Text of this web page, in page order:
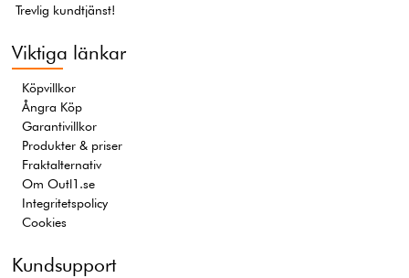
Trevlig kundtjänst!
Viktiga länkar
Köpvillkor
Ångra Köp
Garantivillkor
Produkter & priser
Fraktalternativ
Om Outl1.se
Integritetspolicy
Cookies
Kundsupport